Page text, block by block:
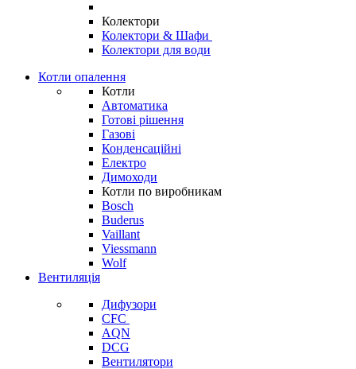
Колектори
Колектори & Шафи
Колектори для води
Котли опалення
Котли
Автоматика
Готові рішення
Газові
Конденсаційні
Електро
Димоходи
Котли по виробникам
Bosch
Buderus
Vaillant
Viessmann
Wolf
Вентиляція
Дифузори
CFC
AQN
DCG
Вентилятори